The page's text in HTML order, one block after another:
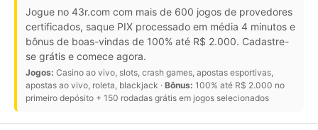
Jogue no 43r.com com mais de 600 jogos de provedores
certificados, saque PIX processado em média 4 minutos e
bônus de boas-vindas de 100% até R$ 2.000. Cadastre-
se grátis e comece agora.
Jogos: Casino ao vivo, slots, crash games, apostas esportivas,
apostas ao vivo, roleta, blackjack · Bônus: 100% até R$ 2.000 no
primeiro depósito + 150 rodadas grátis em jogos selecionados